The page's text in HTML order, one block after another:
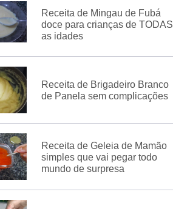
Receita de Mingau de Fubá
doce para crianças de TODAS
as idades
Receita de Brigadeiro Branco
de Panela sem complicações
Receita de Geleia de Mamão
simples que vai pegar todo
mundo de surpresa